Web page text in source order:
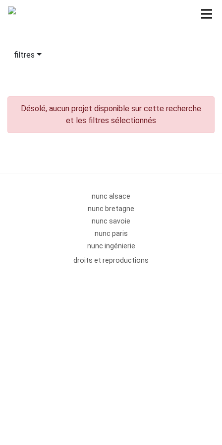
filtres
Désolé, aucun projet disponible sur cette recherche
et les filtres sélectionnés
nunc alsace
nunc bretagne
nunc savoie
nunc paris
nunc ingénierie
droits et reproductions